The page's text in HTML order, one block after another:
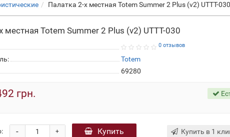
Палатка 2-х местная Totem Summer 2 Plus (v2) UTTT-030
местная Totem Summer 2 Plus (v2) UTTT-030
0 отзывов
Totem
69280
грн.
+
- Купить Купить в 1